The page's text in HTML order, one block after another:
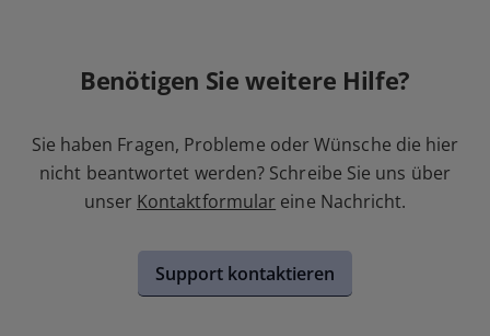
Benötigen Sie weitere Hilfe?
Sie haben Fragen, Probleme oder Wünsche die hier
nicht beantwortet werden? Schreibe Sie uns über
unser Kontaktformular eine Nachricht.
Support kontaktieren